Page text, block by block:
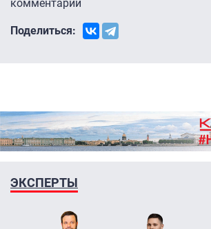
комментарии
Поделиться:
ЭКСПЕРТЫ